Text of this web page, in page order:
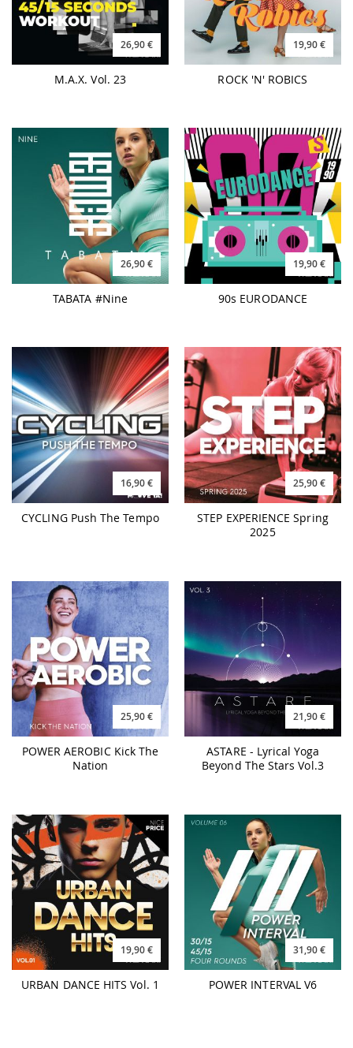
26,90 €
M.A.X. Vol. 23
19,90 €
ROCK 'N' ROBICS
26,90 €
TABATA #Nine
19,90 €
90s EURODANCE
16,90 €
CYCLING Push The Tempo
25,90 €
STEP EXPERIENCE Spring
2025
25,90 €
POWER AEROBIC Kick The
Nation
21,90 €
ASTARE - Lyrical Yoga
Beyond The Stars Vol.3
19,90 €
URBAN DANCE HITS Vol. 1
31,90 €
POWER INTERVAL V6